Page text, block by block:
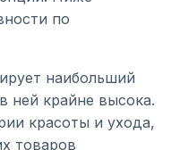
по
наибольший
ней крайне высока.
красоты и ухода,
товаров